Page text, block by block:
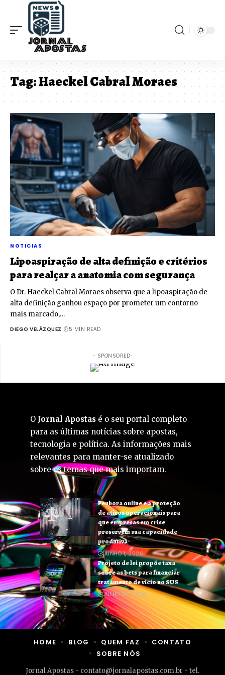
Tag:Haeckel Cabral Moraes
NOTICIAS
Lipoaspiração de alta definição e critérios
para realçar a anatomia com segurança
O Dr. Haeckel Cabral Moraes observa que a lipoaspiração de
alta definição ganhou espaço por prometer um contorno
mais marcado,…
DIEGO VELÁZQUEZ 5 MIN READ
- SPONSORED-
O Jornal Apostas é o seu portal completo
para as últimas notícias sobre apostas,
tecnologia e política. As informações mais
relevantes para manter-se atualizado
sobre os temas que mais importam.
Penhora online e a proteção
de ativos operacionais para
que empresas em crise
preservem sua capacidade
produtiva
JUNHO 1, 2026
Projeto de lei propõe taxa
sobre as bets para financiar
tratamento de vício no SUS
JULHO 27, 2026
Jornal Apostas - contato@jornalapostas.com.br - tel.
HOME BLOG QUEM FAZ
CONTATO
SOBRE NÓS